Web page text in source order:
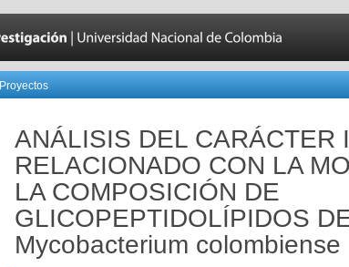
Proyectos
ANÁLISIS DEL CARÁCTER
RELACIONADO CON LA
LA COMPOSICIÓN DE
GLICOPEPTIDOLÍPIDOS
Mycobacterium colombiense